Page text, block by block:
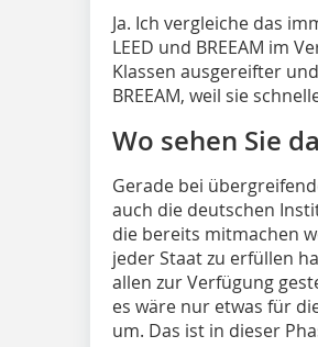
Ja. Ich vergleiche das
LEED und BREEAM im
Klassen ausgereifter
BREEAM, weil sie
Wo sehen Sie
Gerade bei
auch die deutschen
die bereits mitmachen
jeder Staat zu erfüllen
allen zur Verfügung
es wäre nur etwas für
um. Das ist in dieser